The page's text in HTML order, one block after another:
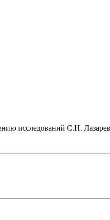
исследований С.Н.